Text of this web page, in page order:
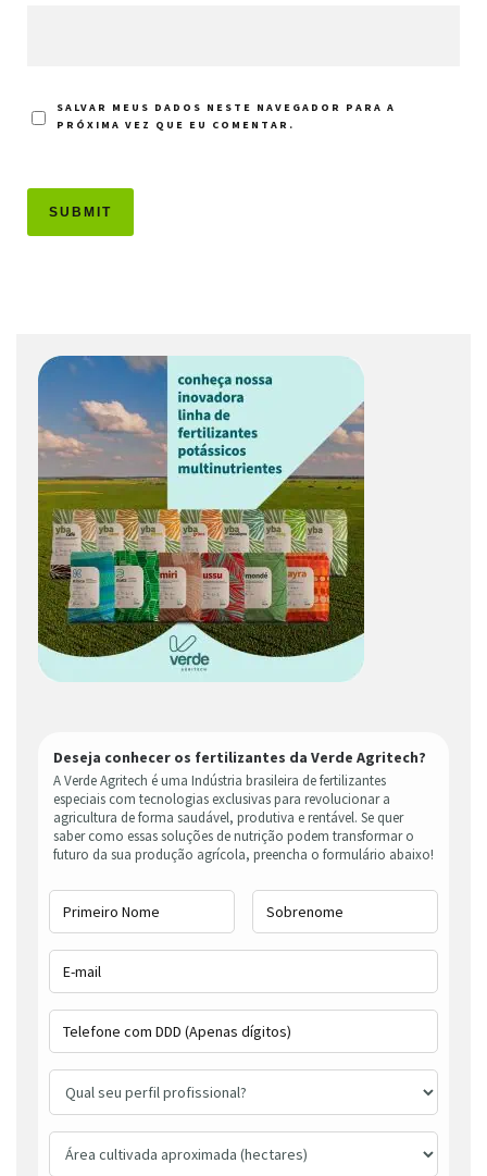
SALVAR MEUS DADOS NESTE NAVEGADOR PARA A
PRÓXIMA VEZ QUE EU COMENTAR.
Deseja conhecer os fertilizantes da Verde Agritech?
A Verde Agritech é uma Indústria brasileira de fertilizantes
especiais com tecnologias exclusivas para revolucionar a
agricultura de forma saudável, produtiva e rentável. Se quer
saber como essas soluções de nutrição podem transformar o
futuro da sua produção agrícola, preencha o formulário abaixo!